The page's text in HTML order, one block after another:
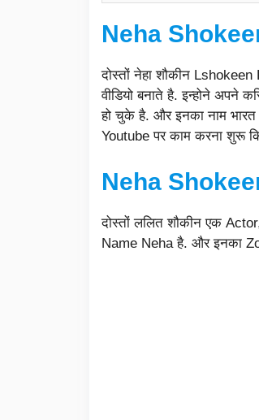
Neha
दोस्तों नेहा शौकीन
वीडियो बनाते है. इन्होने
हो चुके है. और इनका नाम
Youtube पर काम करना शुरू
Neha
दोस्तों ललित शौकीन एक
Name Neha है. और इनका